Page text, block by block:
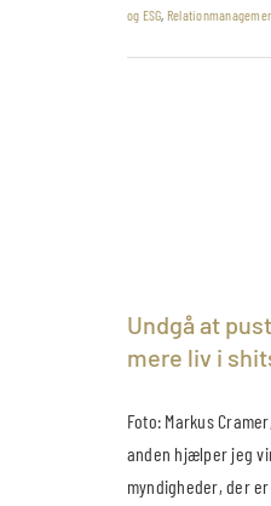
og ESG,
Undgå at
mere liv i
Foto: Markus
anden hjælper jeg
myndigheder, der